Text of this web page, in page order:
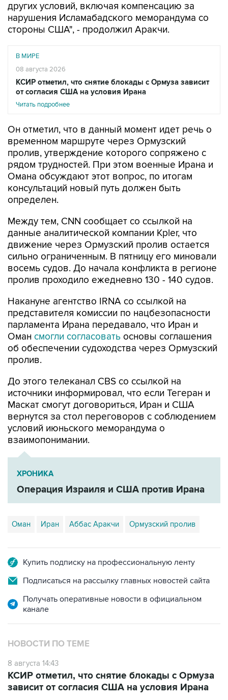
других условий, включая компенсацию за
нарушения Исламабадского меморандума со
стороны США", - продолжил Аракчи.
В МИРЕ
08 августа 2026
КСИР отметил, что снятие блокады с Ормуза зависит
от согласия США на условия Ирана
Читать подробнее
Он отметил, что в данный момент идет речь о
временном маршруте через Ормузский
пролив, утверждение которого сопряжено с
рядом трудностей. При этом военные Ирана и
Омана обсуждают этот вопрос, по итогам
консультаций новый путь должен быть
определен.
Между тем, CNN сообщает со ссылкой на
данные аналитической компании Kpler, что
движение через Ормузский пролив остается
сильно ограниченным. В пятницу его миновали
восемь судов. До начала конфликта в регионе
пролив проходило ежедневно 130 - 140 судов.
Накануне агентство IRNA со ссылкой на
представителя комиссии по нацбезопасности
парламента Ирана передавало, что Иран и
Оман смогли согласовать основы соглашения
об обеспечении судоходства через Ормузский
пролив.
До этого телеканал CBS со ссылкой на
источники информировал, что если Тегеран и
Маскат смогут договориться, Иран и США
вернутся за стол переговоров с соблюдением
условий июньского меморандума о
взаимопонимании.
ХРОНИКА
Операция Израиля и США против Ирана
Оман Иран Аббас Аракчи Ормузский пролив
Купить подписку на профессиональную ленту
Подписаться на рассылку главных новостей сайта
Получать оперативные новости в официальном
канале
НОВОСТИ ПО ТЕМЕ
8 августа 14:43
КСИР отметил, что снятие блокады с Ормуза
зависит от согласия США на условия Ирана